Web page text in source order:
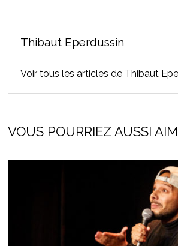
Thibaut Eperdussin
Voir tous les articles de Thibaut
VOUS POURRIEZ AUSSI